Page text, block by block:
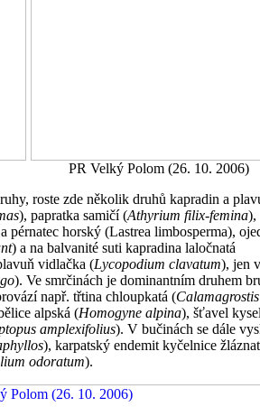
PR Velký Polom (26. 10. 2006)
roste zde několik druhů kapradin a
), papratka samičí (Athyrium filix-femina),
pérnatec horský (Lastrea limbosperma),
) a na balvanité suti kapradina laločnatá
vidlačka (Lycopodium clavatum), jen
). Ve smrčinách je dominantním druhem
např. třtina chloupkatá (Calamagrostis
alpská (Homogyne alpina), šťavel
amplexifolius). V bučinách se dále
), karpatský endemit kyčelnice
odoratum).